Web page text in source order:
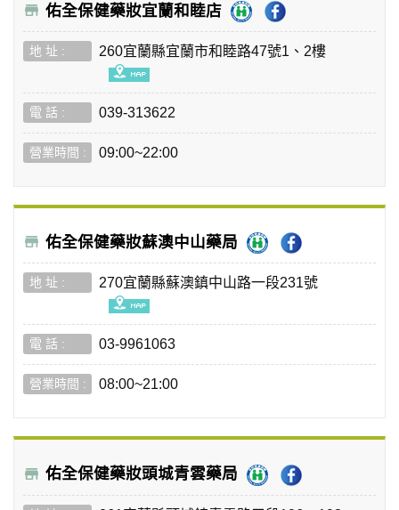
佑全保健藥妝宜蘭和睦店
260宜蘭縣宜蘭市和睦路47號1、2樓
039-313622
09:00~22:00
佑全保健藥妝蘇澳中山藥局
270宜蘭縣蘇澳鎮中山路一段231號
03-9961063
08:00~21:00
佑全保健藥妝頭城青雲藥局